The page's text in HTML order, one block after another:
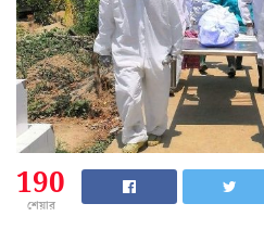
190
শেয়ার